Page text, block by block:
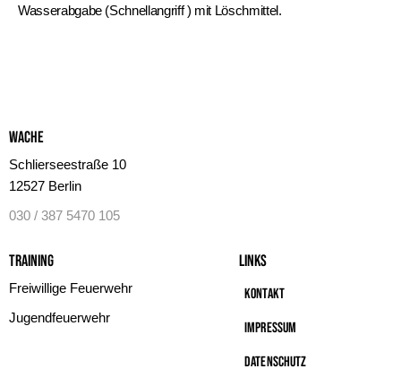
Wasserabgabe (Schnellangriff ) mit Löschmittel.
Wache
Schlierseestraße 10
12527 Berlin
030 / 387 5470 105
Training
Freiwillige Feuerwehr
Jugendfeuerwehr
Links
Kontakt
Impressum
Datenschutz